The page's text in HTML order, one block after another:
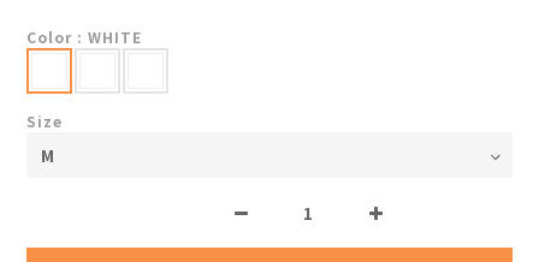
Color : WHITE
Size